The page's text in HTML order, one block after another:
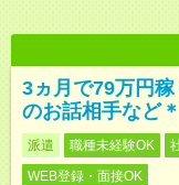
3ヵ月で79万円
のお話相手など＊
派遣 職種未経験OK
WEB登録・面接OK